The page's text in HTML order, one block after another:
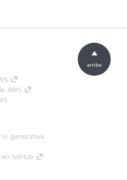
AWS
generativa
GitHub
arriba